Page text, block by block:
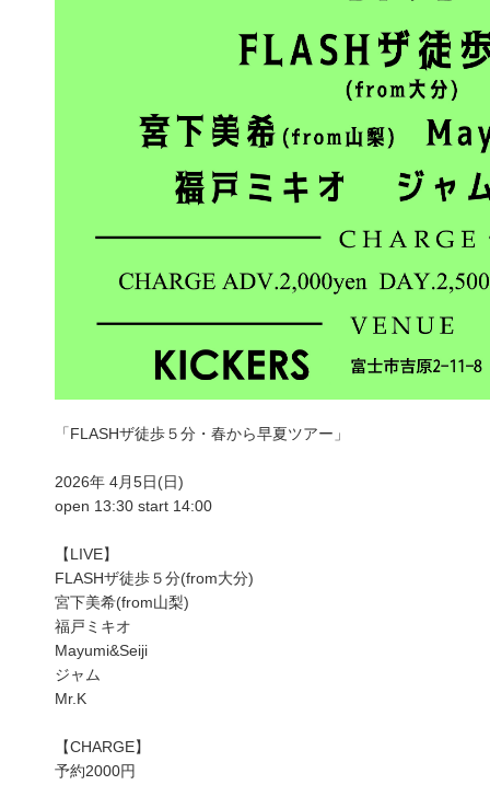
「FLASHザ徒歩５分・春から早夏ツアー」
2026年 4月5日(日)
open 13:30 start 14:00
【LIVE】
FLASHザ徒歩５分(from大分)
宮下美希(from山梨)
福戸ミキオ
Mayumi&Seiji
ジャム
Mr.K
【CHARGE】
予約2000円